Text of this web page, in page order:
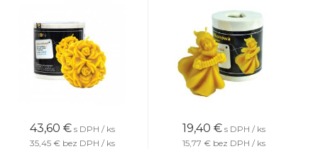
43,60 € s DPH / ks
35,45 € bez DPH / ks
19,40 € s DPH / ks
15,77 € bez DPH / ks